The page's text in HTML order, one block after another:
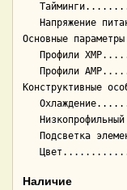
Основные параметры
Конструктивные
Наличие